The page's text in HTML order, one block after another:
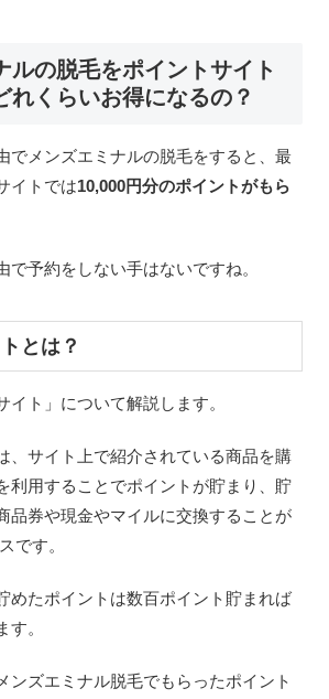
ルの脱毛をポイントサイト
れくらいお得になるの？
でメンズエミナルの脱毛をすると、最
イトでは10,000円分のポイントがもら
で予約をしない手はないですね。
とは？
イト」について解説します。
、サイト上で紹介されている商品を購
利用することでポイントが貯まり、貯
品券や現金やマイルに交換することが
です。
めたポイントは数百ポイント貯まれば
。
ンズエミナル脱毛でもらったポイント